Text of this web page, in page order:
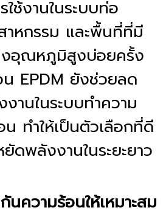
ใช้งานในระบบท่อ
าหกรรม และพื้นที่ที่มี
งอุณหภูมิสูงบ่อยครั้ง
EPDM ยังช่วยลด
านในระบบทำความ
น ทำให้เป็นตัวเลือกที่ดี
ดพลังงานในระยะยาว
นความร้อนให้เหมาะสม